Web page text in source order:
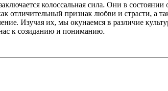
колоссальная сила. Они в
отличительный признак любви и страсти, а
Изучая их, мы окунаемся в различие
к созиданию и пониманию.